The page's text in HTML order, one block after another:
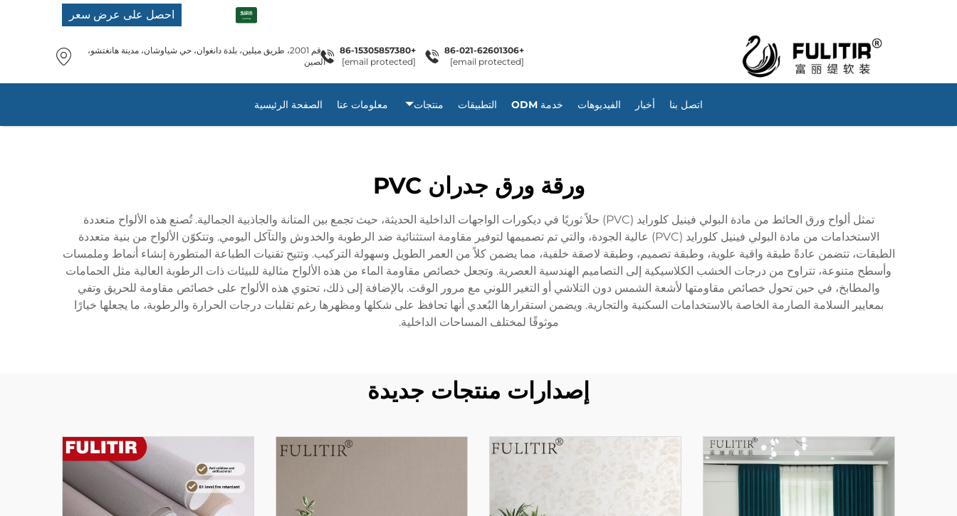
احصل على عرض سعر
+86-021-62601306
[email protected]
+86-15305857380
[email protected]
رقم 2001، طريق ميلين، بلدة دانغوان، حي شياوشان، مدينة هانغتشو،
الصين
الصفحة الرئيسية معلومات عنا منتجات التطبيقات خدمة ODM الفيديوهات أخبار اتصل بنا
ورقة ورق جدران PVC
تمثل ألواح ورق الحائط من مادة البولي فينيل كلورايد (PVC) حلاً ثوريًا في ديكورات الواجهات الداخلية الحديثة، حيث تجمع بين المتانة والجاذبية الجمالية. تُصنع هذه الألواح متعددة
الاستخدامات من مادة البولي فينيل كلورايد (PVC) عالية الجودة، والتي تم تصميمها لتوفير مقاومة استثنائية ضد الرطوبة والخدوش والتآكل اليومي. وتتكوّن الألواح من بنية متعددة
الطبقات، تتضمن عادةً طبقة واقية علوية، وطبقة تصميم، وطبقة لاصقة خلفية، مما يضمن كلاً من العمر الطويل وسهولة التركيب. وتتيح تقنيات الطباعة المتطورة إنشاء أنماط وملمسات
وأسطح متنوعة، تتراوح من درجات الخشب الكلاسيكية إلى التصاميم الهندسية العصرية. وتجعل خصائص مقاومة الماء من هذه الألواح مثالية للبيئات ذات الرطوبة العالية مثل الحمامات
والمطابخ، في حين تحول خصائص مقاومتها لأشعة الشمس دون التلاشي أو التغير اللوني مع مرور الوقت. بالإضافة إلى ذلك، تحتوي هذه الألواح على خصائص مقاومة للحريق وتفي
بمعايير السلامة الصارمة الخاصة بالاستخدامات السكنية والتجارية. ويضمن استقرارها البُعدي أنها تحافظ على شكلها ومظهرها رغم تقلبات درجات الحرارة والرطوبة، ما يجعلها خيارًا
موثوقًا لمختلف المساحات الداخلية.
إصدارات منتجات جديدة